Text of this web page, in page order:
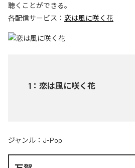
聴くことができる。
各配信サービス： 恋は風に咲く花
1 ： 恋は風に咲く花
ジャンル： J-Pop